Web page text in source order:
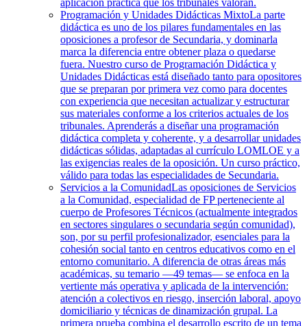
aplicación práctica que los tribunales valoran.
Programación y Unidades Didácticas MixtoLa parte
didáctica es uno de los pilares fundamentales en las
oposiciones a profesor de Secundaria, y dominarla
marca la diferencia entre obtener plaza o quedarse
fuera. Nuestro curso de Programación Didáctica y
Unidades Didácticas está diseñado tanto para opositores
que se preparan por primera vez como para docentes
con experiencia que necesitan actualizar y estructurar
sus materiales conforme a los criterios actuales de los
tribunales. Aprenderás a diseñar una programación
didáctica completa y coherente, y a desarrollar unidades
didácticas sólidas, adaptadas al currículo LOMLOE y a
las exigencias reales de la oposición. Un curso práctico,
válido para todas las especialidades de Secundaria.
Servicios a la ComunidadLas oposiciones de Servicios
a la Comunidad, especialidad de FP perteneciente al
cuerpo de Profesores Técnicos (actualmente integrados
en sectores singulares o secundaria según comunidad),
son, por su perfil profesionalizador, esenciales para la
cohesión social tanto en centros educativos como en el
entorno comunitario. A diferencia de otras áreas más
académicas, su temario —49 temas— se enfoca en la
vertiente más operativa y aplicada de la intervención:
atención a colectivos en riesgo, inserción laboral, apoyo
domiciliario y técnicas de dinamización grupal. La
primera prueba combina el desarrollo escrito de un tema